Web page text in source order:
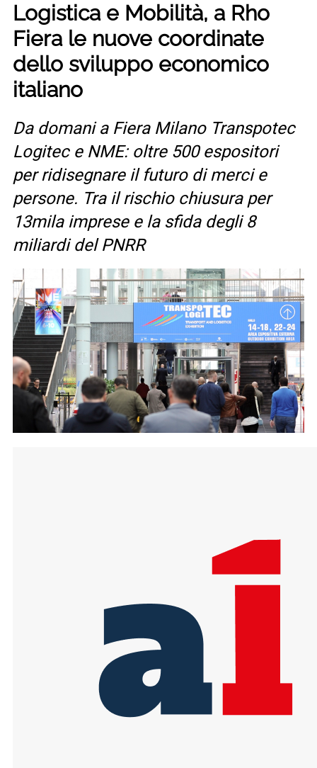
Logistica e Mobilità, a Rho
Fiera le nuove coordinate
dello sviluppo economico
italiano
Da domani a Fiera Milano Transpotec
Logitec e NME: oltre 500 espositori
per ridisegnare il futuro di merci e
persone. Tra il rischio chiusura per
13mila imprese e la sfida degli 8
miliardi del PNRR